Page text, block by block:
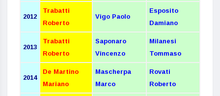
2012
Trabatti
Roberto
Vigo Paolo
Esposito
Damiano
2013
Trabatti
Roberto
Saponaro
Vincenzo
Milanesi
Tommaso
2014
De Martino
Mariano
Mascherpa
Marco
Rovati
Roberto